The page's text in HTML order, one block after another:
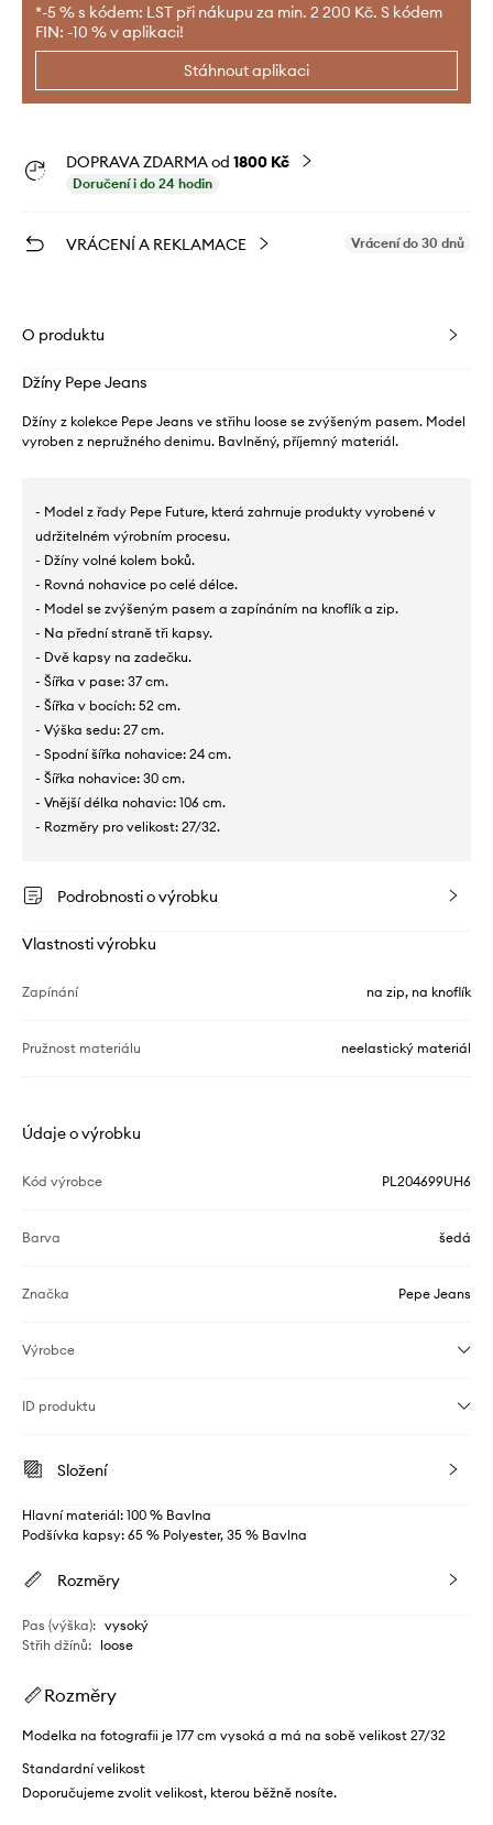
*-5 % s kódem: LST při nákupu za min. 2 200 Kč. S kódem
FIN: -10 % v aplikaci!
Stáhnout aplikaci
DOPRAVA ZDARMA od 1800 Kč
Doručení i do 24 hodin
VRÁCENÍ A REKLAMACE Vrácení do 30 dnů
O produktu
Džíny Pepe Jeans
Džíny z kolekce Pepe Jeans ve střihu loose se zvýšeným pasem. Model
vyroben z nepružného denimu. Bavlněný, příjemný materiál.
- Model z řady Pepe Future, která zahrnuje produkty vyrobené v
udržitelném výrobním procesu.
- Džíny volné kolem boků.
- Rovná nohavice po celé délce.
- Model se zvýšeným pasem a zapínáním na knoflík a zip.
- Na přední straně tři kapsy.
- Dvě kapsy na zadečku.
- Šířka v pase: 37 cm.
- Šířka v bocích: 52 cm.
- Výška sedu: 27 cm.
- Spodní šířka nohavice: 24 cm.
- Šířka nohavice: 30 cm.
- Vnější délka nohavic: 106 cm.
- Rozměry pro velikost: 27/32.
Podrobnosti o výrobku
Vlastnosti výrobku
Zapínání na zip, na knoflík
Pružnost materiálu neelastický materiál
Údaje o výrobku
Kód výrobce PL204699UH6
Barva šedá
Značka Pepe Jeans
Výrobce
ID produktu
Složení
Hlavní materiál: 100 % Bavlna
Podšívka kapsy: 65 % Polyester, 35 % Bavlna
Rozměry
Pas (výška): vysoký
Střih džínů: loose
Rozměry
Modelka na fotografii je 177 cm vysoká a má na sobě velikost 27/32
Standardní velikost
Doporučujeme zvolit velikost, kterou běžně nosíte.